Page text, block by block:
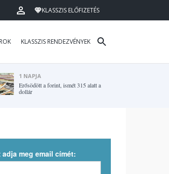
KLASSZIS ELŐFIZETÉS
KLASSZIS RENDEZVÉNYEK
1 NAPJA
Erősödött a forint, ismét 315 alatt a
dollár
meg email címét: